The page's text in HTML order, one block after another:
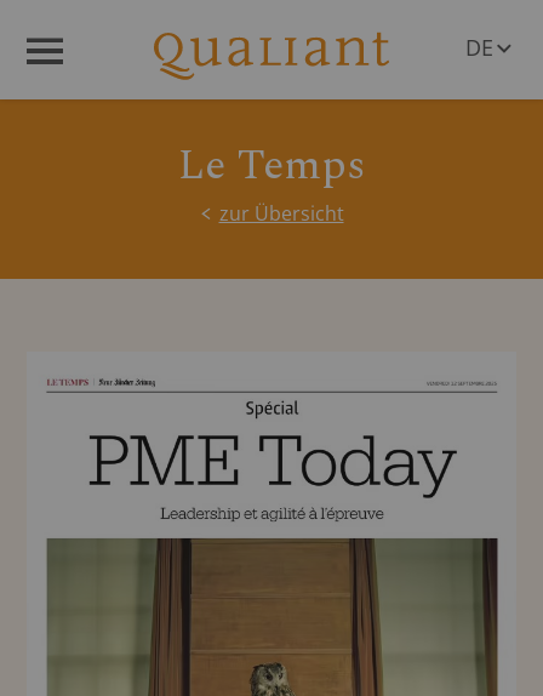
DE
Le Temps
zur Übersicht